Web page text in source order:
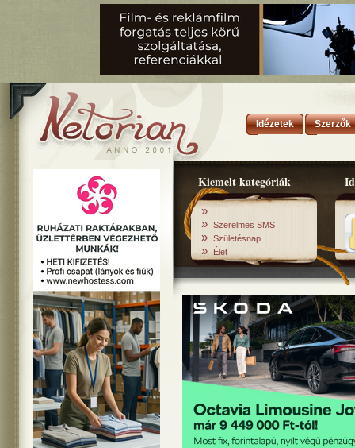
Idézetek Szerzők
Kiemelt kategóriák
»
» Szerelmes SMS
» Születésnap
» Élet